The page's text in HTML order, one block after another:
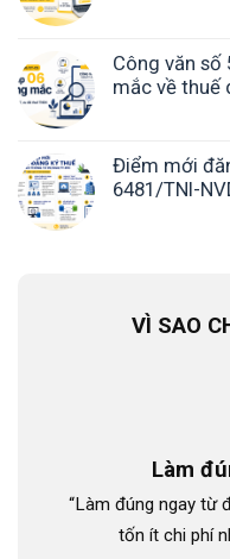
Công văn số
mắc về thuế
Điểm mới
6481/TNI-
VÌ SAO
Làm
“Làm đúng ngay từ
tốn ít chi phí